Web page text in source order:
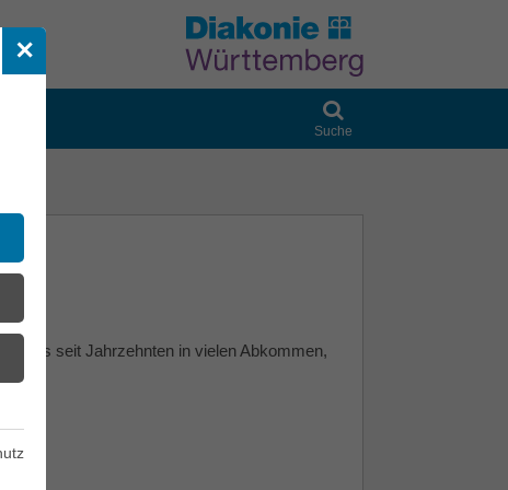
Suche
seit Jahrzehnten in vielen Abkommen,
✕